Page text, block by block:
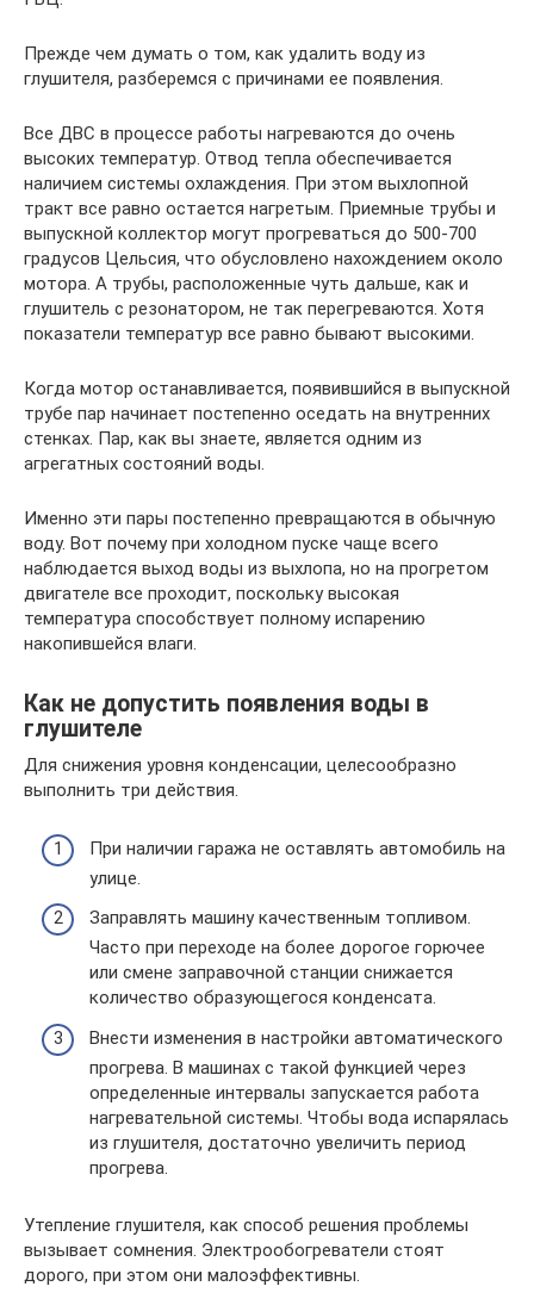
Прежде чем думать о том, как удалить воду из
глушителя, разберемся с причинами ее появления.
Все ДВС в процессе работы нагреваются до очень
высоких температур. Отвод тепла обеспечивается
наличием системы охлаждения. При этом выхлопной
тракт все равно остается нагретым. Приемные трубы и
выпускной коллектор могут прогреваться до 500-700
градусов Цельсия, что обусловлено нахождением около
мотора. А трубы, расположенные чуть дальше, как и
глушитель с резонатором, не так перегреваются. Хотя
показатели температур все равно бывают высокими.
Когда мотор останавливается, появившийся в выпускной
трубе пар начинает постепенно оседать на внутренних
стенках. Пар, как вы знаете, является одним из
агрегатных состояний воды.
Именно эти пары постепенно превращаются в обычную
воду. Вот почему при холодном пуске чаще всего
наблюдается выход воды из выхлопа, но на прогретом
двигателе все проходит, поскольку высокая
температура способствует полному испарению
накопившейся влаги.
Как не допустить появления воды в
глушителе
Для снижения уровня конденсации, целесообразно
выполнить три действия.
При наличии гаража не оставлять автомобиль на
улице.
Заправлять машину качественным топливом.
Часто при переходе на более дорогое горючее
или смене заправочной станции снижается
количество образующегося конденсата.
Внести изменения в настройки автоматического
прогрева. В машинах с такой функцией через
определенные интервалы запускается работа
нагревательной системы. Чтобы вода испарялась
из глушителя, достаточно увеличить период
прогрева.
Утепление глушителя, как способ решения проблемы
вызывает сомнения. Электрообогреватели стоят
дорого, при этом они малоэффективны.